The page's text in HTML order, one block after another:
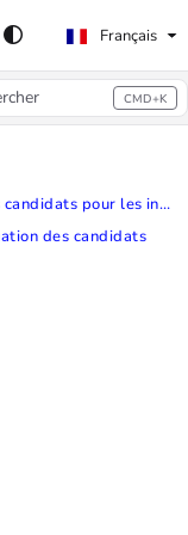
Français
CMD+K
CMD+K to open search
Fiches d'évaluation des candidats pour les invités
des candidats